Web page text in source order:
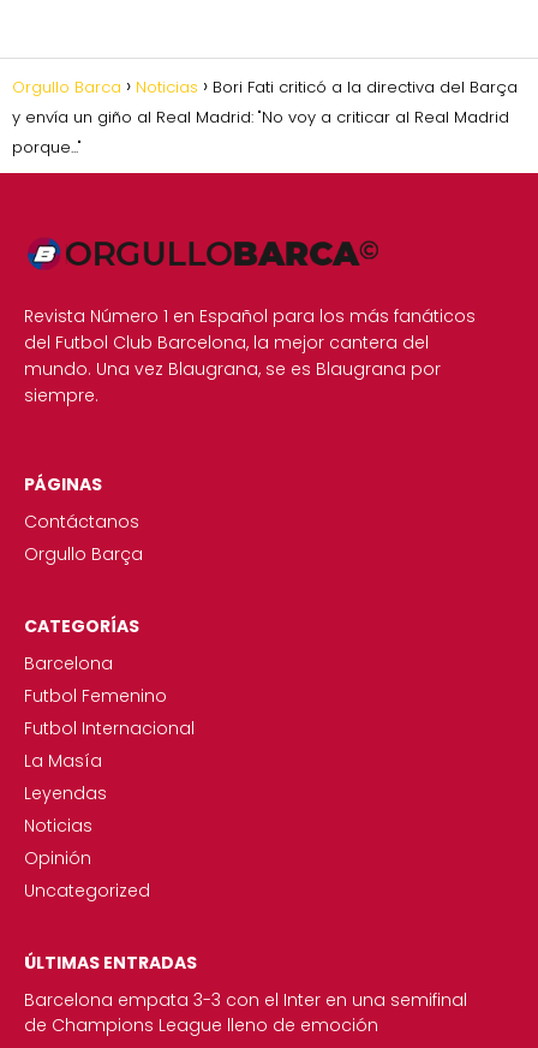
Orgullo Barca Noticias
Bori Fati criticó a la directiva del Barça
y envía un giño al Real Madrid: "No voy a criticar al Real Madrid
porque..."
Revista Número 1 en Español para los más fanáticos
del Futbol Club Barcelona, la mejor cantera del
mundo. Una vez Blaugrana, se es Blaugrana por
siempre.
PÁGINAS
Contáctanos
Orgullo Barça
CATEGORÍAS
Barcelona
Futbol Femenino
Futbol Internacional
La Masía
Leyendas
Noticias
Opinión
Uncategorized
ÚLTIMAS ENTRADAS
Barcelona empata 3-3 con el Inter en una semifinal
de Champions League lleno de emoción